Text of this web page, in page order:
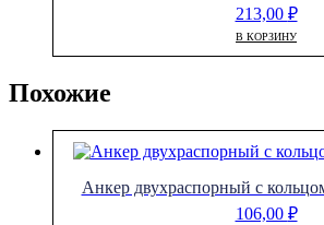
213,00 ₽
В КОРЗИНУ
Похожие
Анкер двухраспорный с
106,00 ₽